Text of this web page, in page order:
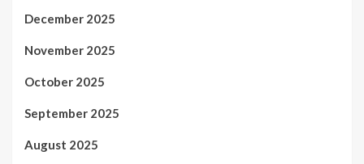
December 2025
November 2025
October 2025
September 2025
August 2025